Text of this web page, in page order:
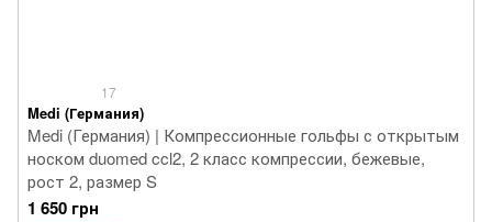
17
Medi (Германия)
Medi (Германия) | Компрессионные гольфы с открытым
носком duomed ccl2, 2 класс компрессии, бежевые,
рост 2, размер S
1 650 грн